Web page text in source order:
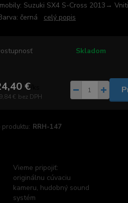
Suzuki SX4 S-Cross 2013→
černá celý popis
Skladom
€/
€ bez DPH
produktu: RRH-147
Vieme pripojiť:
originálnu cúvaciu
kameru, hudobný sound
systém